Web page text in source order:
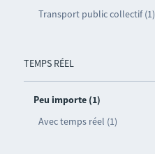
Transport public collectif (1)
TEMPS RÉEL
Peu importe (1)
Avec temps réel (1)